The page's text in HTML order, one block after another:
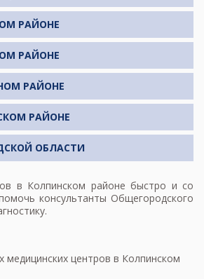
РАЙОНЕ
РАЙОНЕ
РАЙОНЕ
РАЙОНЕ
ОБЛАСТИ
в Колпинском районе быстро и со
консультанты Общегородского
медицинских центров в Колпинском